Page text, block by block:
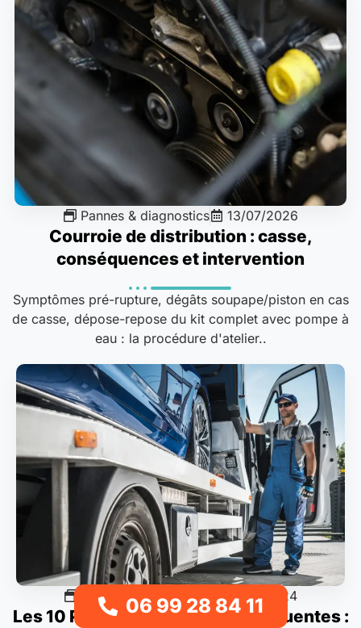
Pannes & diagnostics 13/07/2026
Courroie de distribution : casse,
conséquences et intervention
Symptômes pré-rupture, dégâts soupape/piston en cas
de casse, dépose-repose du kit complet avec pompe à
eau : la procédure d'atelier..
Pannes & diagnostics 13/01/2024
Les 10 Pannes Auto les Plus Fréquentes :
06 99 28 84 11